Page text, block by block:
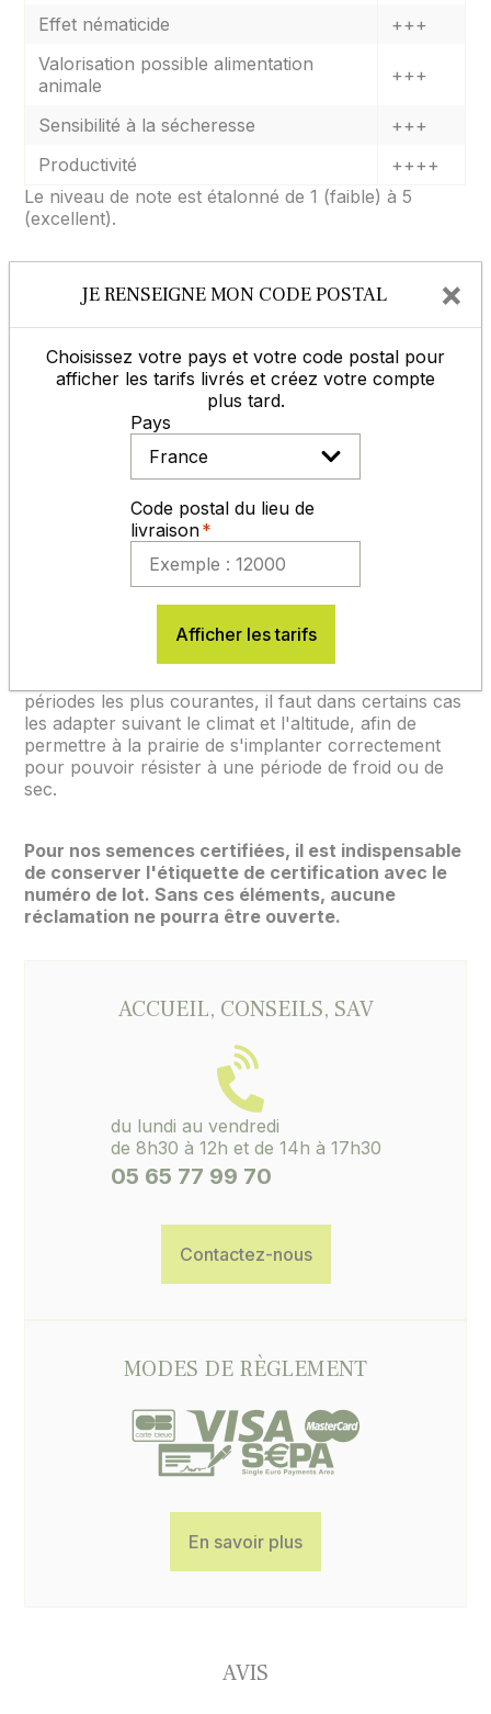
Effet nématicide
+++
Valorisation possible alimentation
animale
+++
Sensibilité à la sécheresse
+++
Productivité
++++
Le niveau de note est étalonné de 1 (faible) à 5
(excellent).
Télécharger
Conseils d'utilisation :
Dose de semi :
50 à 60 kg/ha
périodes les plus courantes, il faut dans certains cas
les adapter suivant le climat et l'altitude, afin de
permettre à la prairie de s'implanter correctement
pour pouvoir résister à une période de froid ou de
sec.
Pour nos semences certifiées, il est indispensable
de conserver l'étiquette de certification avec le
numéro de lot. Sans ces éléments, aucune
réclamation ne pourra être ouverte.
ACCUEIL, CONSEILS, SAV
du lundi au vendredi
de 8h30 à 12h et de 14h à 17h30
05 65 77 99 70
Contactez-nous
MODES DE RÈGLEMENT
En savoir plus
AVIS
JE RENSEIGNE MON CODE POSTAL ×
Choisissez votre pays et votre code postal pour
afficher les tarifs livrés et créez votre compte
plus tard.
Pays
Code postal du lieu de
livraison
Afficher les tarifs